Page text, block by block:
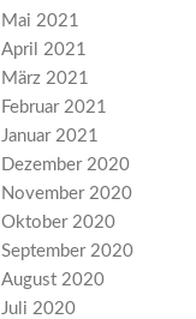
Mai 2021
April 2021
März 2021
Februar 2021
Januar 2021
Dezember 2020
November 2020
Oktober 2020
September 2020
August 2020
Juli 2020